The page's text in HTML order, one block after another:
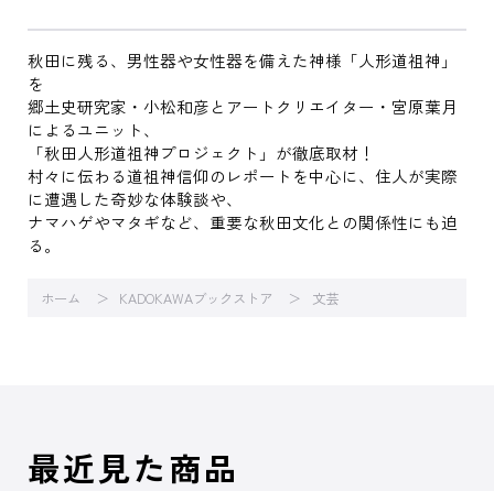
秋田に残る、男性器や女性器を備えた神様「人形道祖神」
を
郷土史研究家・小松和彦とアートクリエイター・宮原葉月
によるユニット、
「秋田人形道祖神プロジェクト」が徹底取材！
村々に伝わる道祖神信仰のレポートを中心に、住人が実際
に遭遇した奇妙な体験談や、
ナマハゲやマタギなど、重要な秋田文化との関係性にも迫
る。
ホーム KADOKAWAブックストア 文芸
最近見た商品